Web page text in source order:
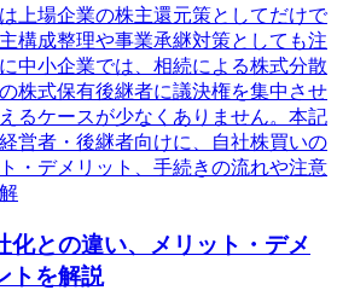
上場企業の株主還元策としてだけで
構成整理や事業承継対策としても注
中小企業では、相続による株式分散
株式保有後継者に議決権を集中させ
るケースが少なくありません。本記
営者・後継者向けに、自社株買いの
・デメリット、手続きの流れや注意
化との違い、メリット・デメ
トを解説